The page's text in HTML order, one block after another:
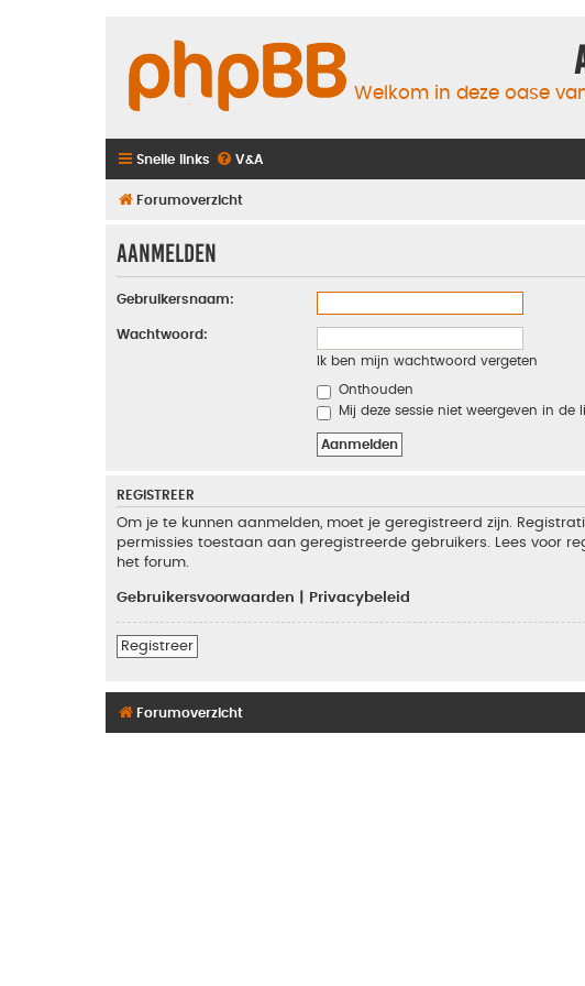
Welkom in deze oase
Snelle links V&A
Forumoverzicht
Aanmelden
Gebruikersnaam:
Wachtwoord:
Ik ben mijn wachtwoord vergeten
Onthouden
Mij deze sessie niet weergeven in de
REGISTREER
Om je te kunnen aanmelden, moet je geregistreerd zijn.
permissies toestaan aan geregistreerde gebruikers. Lees voor
het forum.
Gebruikersvoorwaarden Privacybeleid
Registreer
Forumoverzicht